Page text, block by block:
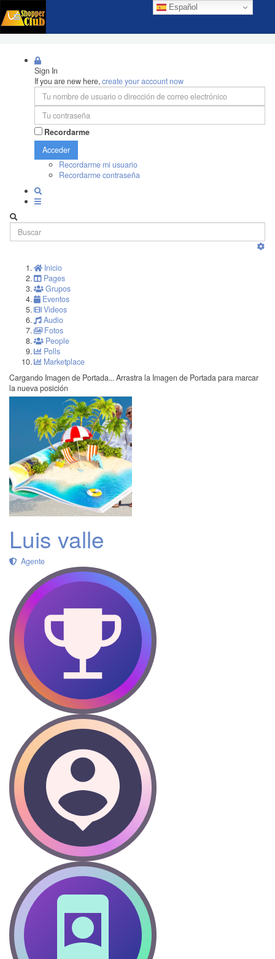
Español
Sign In
If you are new here,create your account now
Recordarme
Acceder
Recordarme mi usuario
Recordarme contraseña
Inicio
Pages
Grupos
Eventos
Videos
Audio
Fotos
People
Polls
Marketplace
Cargando Imagen de Portada... Arrastra la Imagen de Portada para marcar
la nueva posición
Luis valle
Agente